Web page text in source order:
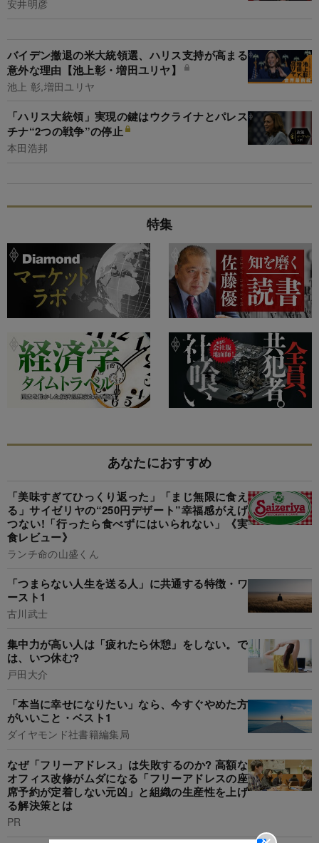
安井明彦
バイデン撤退の米大統領選、ハリス支持が高まる
意外な理由【池上彰・増田ユリヤ】
池上 彰,増田ユリヤ
「ハリス大統領」実現の鍵はウクライナとパレス
チナ“2つの戦争”の停止
本田浩邦
特集
あなたにおすすめ
「美味すぎてひっくり返った」「まじ無限に食え
る」サイゼリヤの“250円デザート”幸福感がえげ
つない!「行ったら食べずにはいられない」《実
食レビュー》
ランチ命の山盛くん
「つまらない人生を送る人」に共通する特徴・ワ
ースト1
古川武士
集中力が高い人は「疲れたら休憩」をしない。で
は、いつ休む?
戸田大介
「本当に幸せになりたい」なら、今すぐやめた方
がいいこと・ベスト1
ダイヤモンド社書籍編集局
なぜ「フリーアドレス」は失敗するのか? 高額な
オフィス改修がムダになる「フリーアドレスの座
席予約が定着しない元凶」と組織の生産性を上げ
る解決策とは
PR